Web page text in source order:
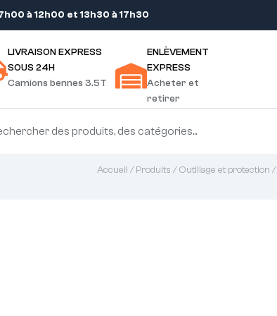
à 12h00 et 13h30 à 17h30
LIVRAISON EXPRESS
SOUS 24H
Camions bennes 3.5T
ENLÈVEMENT
EXPRESS
Acheter et
retirer
Accueil /Produits /Outillage et protection /